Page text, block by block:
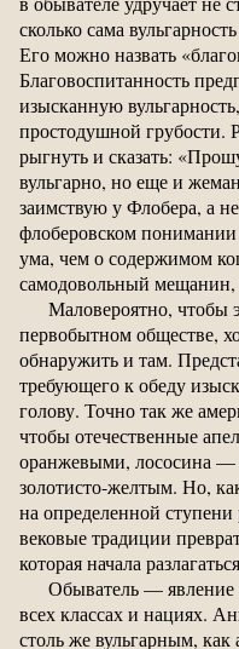
сколько сама
Его можно назвать
Благовоспитанность
изысканную
простодушной грубости.
рыгнуть и сказать:
вульгарно, но еще и
заимствую у Флобера, а
флоберовском понимании
ума, чем о содержимом
самодовольный мещанин,
Маловероятно, чтобы
первобытном обществе,
обнаружить и там.
требующего к обеду
голову. Точно так же
чтобы отечественные
оранжевыми, лососина
золотисто-желтым. Но,
на определенной
вековые традиции
которая начала
Обыватель — явление
всех классах и нациях.
столь же вульгарным,